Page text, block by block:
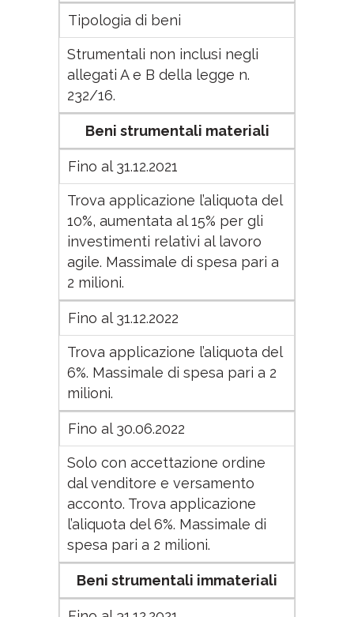
Tipologia di beni
Strumentali non inclusi negli
allegati A e B della legge n.
232/16.
Beni strumentali materiali
Fino al 31.12.2021
Trova applicazione l’aliquota del
10%, aumentata al 15% per gli
investimenti relativi al lavoro
agile. Massimale di spesa pari a
2 milioni.
Fino al 31.12.2022
Trova applicazione l’aliquota del
6%. Massimale di spesa pari a 2
milioni.
Fino al 30.06.2022
Solo con accettazione ordine
dal venditore e versamento
acconto. Trova applicazione
l’aliquota del 6%. Massimale di
spesa pari a 2 milioni.
Beni strumentali immateriali